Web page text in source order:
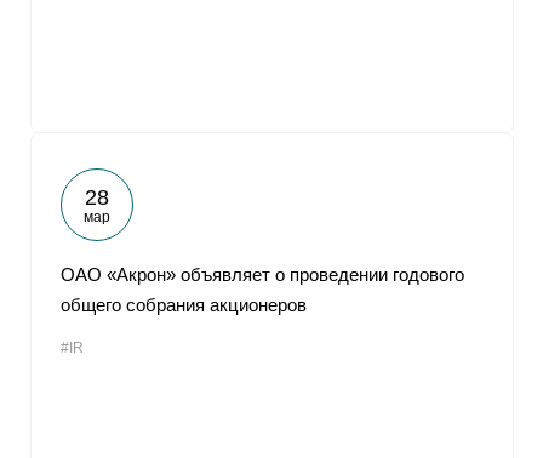
28
мар
ОАО «Акрон» объявляет о проведении годового
общего собрания акционеров
#IR